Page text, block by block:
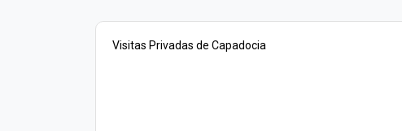
Visitas Privadas de Capadocia